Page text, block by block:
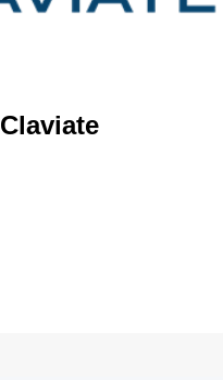
Claviate